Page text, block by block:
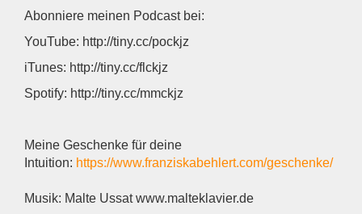
Abonniere meinen Podcast bei:
YouTube: http://tiny.cc/pockjz
iTunes: http://tiny.cc/flckjz
Spotify: http://tiny.cc/mmckjz
Meine Geschenke für deine
Intuition: https://www.franziskabehlert.com/geschenke/
Musik: Malte Ussat www.malteklavier.de